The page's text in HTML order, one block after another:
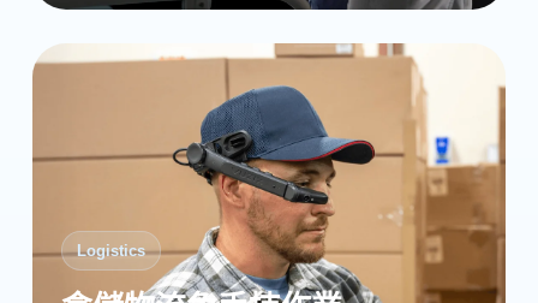
Logistics